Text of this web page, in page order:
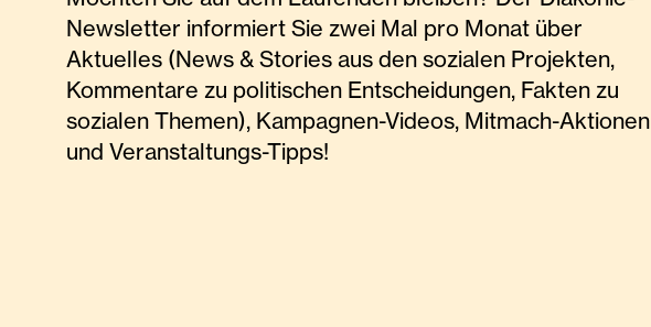
Newsletter informiert Sie zwei Mal pro Monat über
Aktuelles (News & Stories aus den sozialen Projekten,
Kommentare zu politischen Entscheidungen, Fakten zu
sozialen Themen), Kampagnen-Videos, Mitmach-Aktionen
und Veranstaltungs-Tipps!